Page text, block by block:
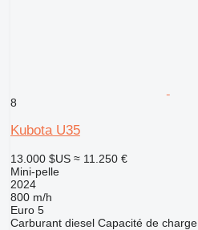
8
Kubota U35
13.000 $US ≈ 11.250 €
Mini-pelle
2024
800 m/h
Euro 5
Carburant diesel Capacité de charge